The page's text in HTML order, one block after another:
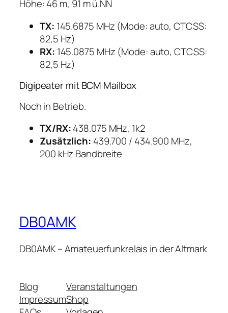
Höhe: 46 m, 91 m ü.NN
TX: 145.6875 MHz (Mode: auto, CTCSS:
82,5 Hz)
RX: 145.0875 MHz (Mode: auto, CTCSS:
82,5 Hz)
Digipeater mit BCM Mailbox
Noch in Betrieb.
TX/RX:438.075 MHz, 1k2
Zusätzlich: 439.700 / 434.900 MHz,
200 kHz Bandbreite
DB0AMK
DB0AMK – Amateuerfunkrelais in der Altmark
Blog
Impressum
Veranstaltungen
Shop